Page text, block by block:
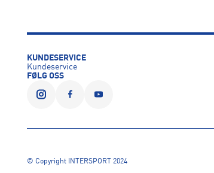
KUNDESERVICE
Kundeservice
FØLG OSS
© Copyright INTERSPORT 2024